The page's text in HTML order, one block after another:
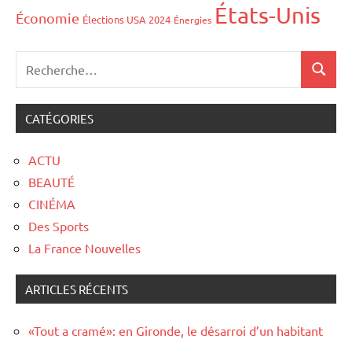
Économie Élections USA 2024 Énergies États-Unis
CATÉGORIES
ACTU
BEAUTÉ
CINÉMA
Des Sports
La France Nouvelles
ARTICLES RÉCENTS
«Tout a cramé»: en Gironde, le désarroi d’un habitant